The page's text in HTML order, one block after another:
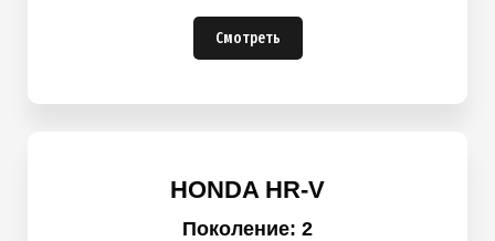
Смотреть
HONDA HR-V
Поколение: 2